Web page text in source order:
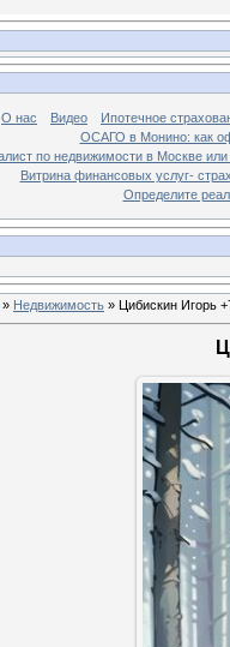
О нас Видео
Ипотечное
ОСАГО в Монино: как
по недвижимости в Москве или
Витрина финансовых услуг-
Определите
» Недвижимость » Цибискин Игорь